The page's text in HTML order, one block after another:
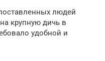
людей
крупную дичь в
удобной и